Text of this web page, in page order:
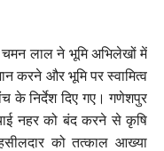
चमन लाल ने भूमि अभिलेखों में
करने और भूमि पर स्वामित्व
के निर्देश दिए गए। गणेशपुर
नहर को बंद करने से कृषि
को तत्काल आख्या